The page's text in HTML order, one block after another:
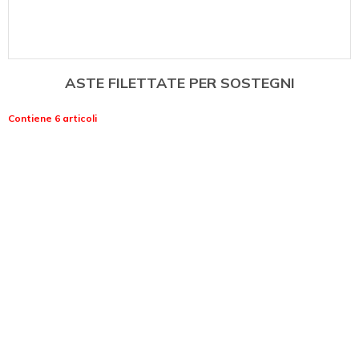
ASTE FILETTATE PER SOSTEGNI
Contiene 6 articoli